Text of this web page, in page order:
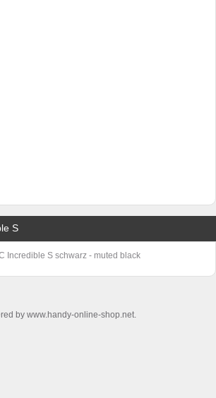
S
by www.handy-online-shop.net.